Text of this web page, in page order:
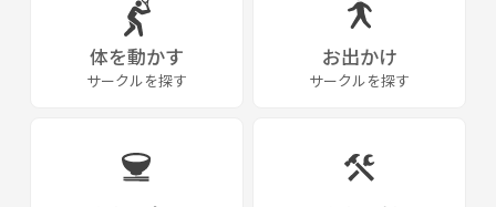
体を動かす
サークルを探す
お出かけ
サークルを探す